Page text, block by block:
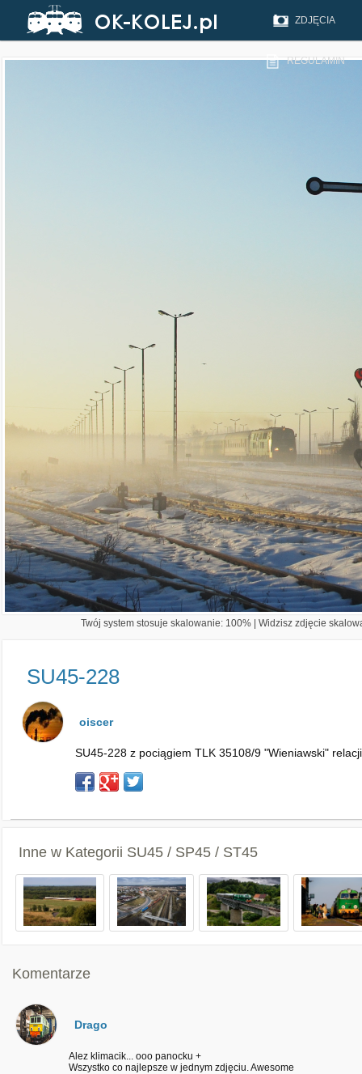
ZDJĘCIA
REGULAMIN
Twój system stosuje skalowanie: 100% | Widzisz zdjęcie
SU45-228
oiscer
SU45-228 z pociągiem TLK 35108/9 "Wieniawski"
Inne w Kategorii SU45 / SP45 / ST45
Komentarze
Drago
Alez klimacik... ooo panocku +
Wszystko co najlepsze w jednym zdjęciu. Awesome